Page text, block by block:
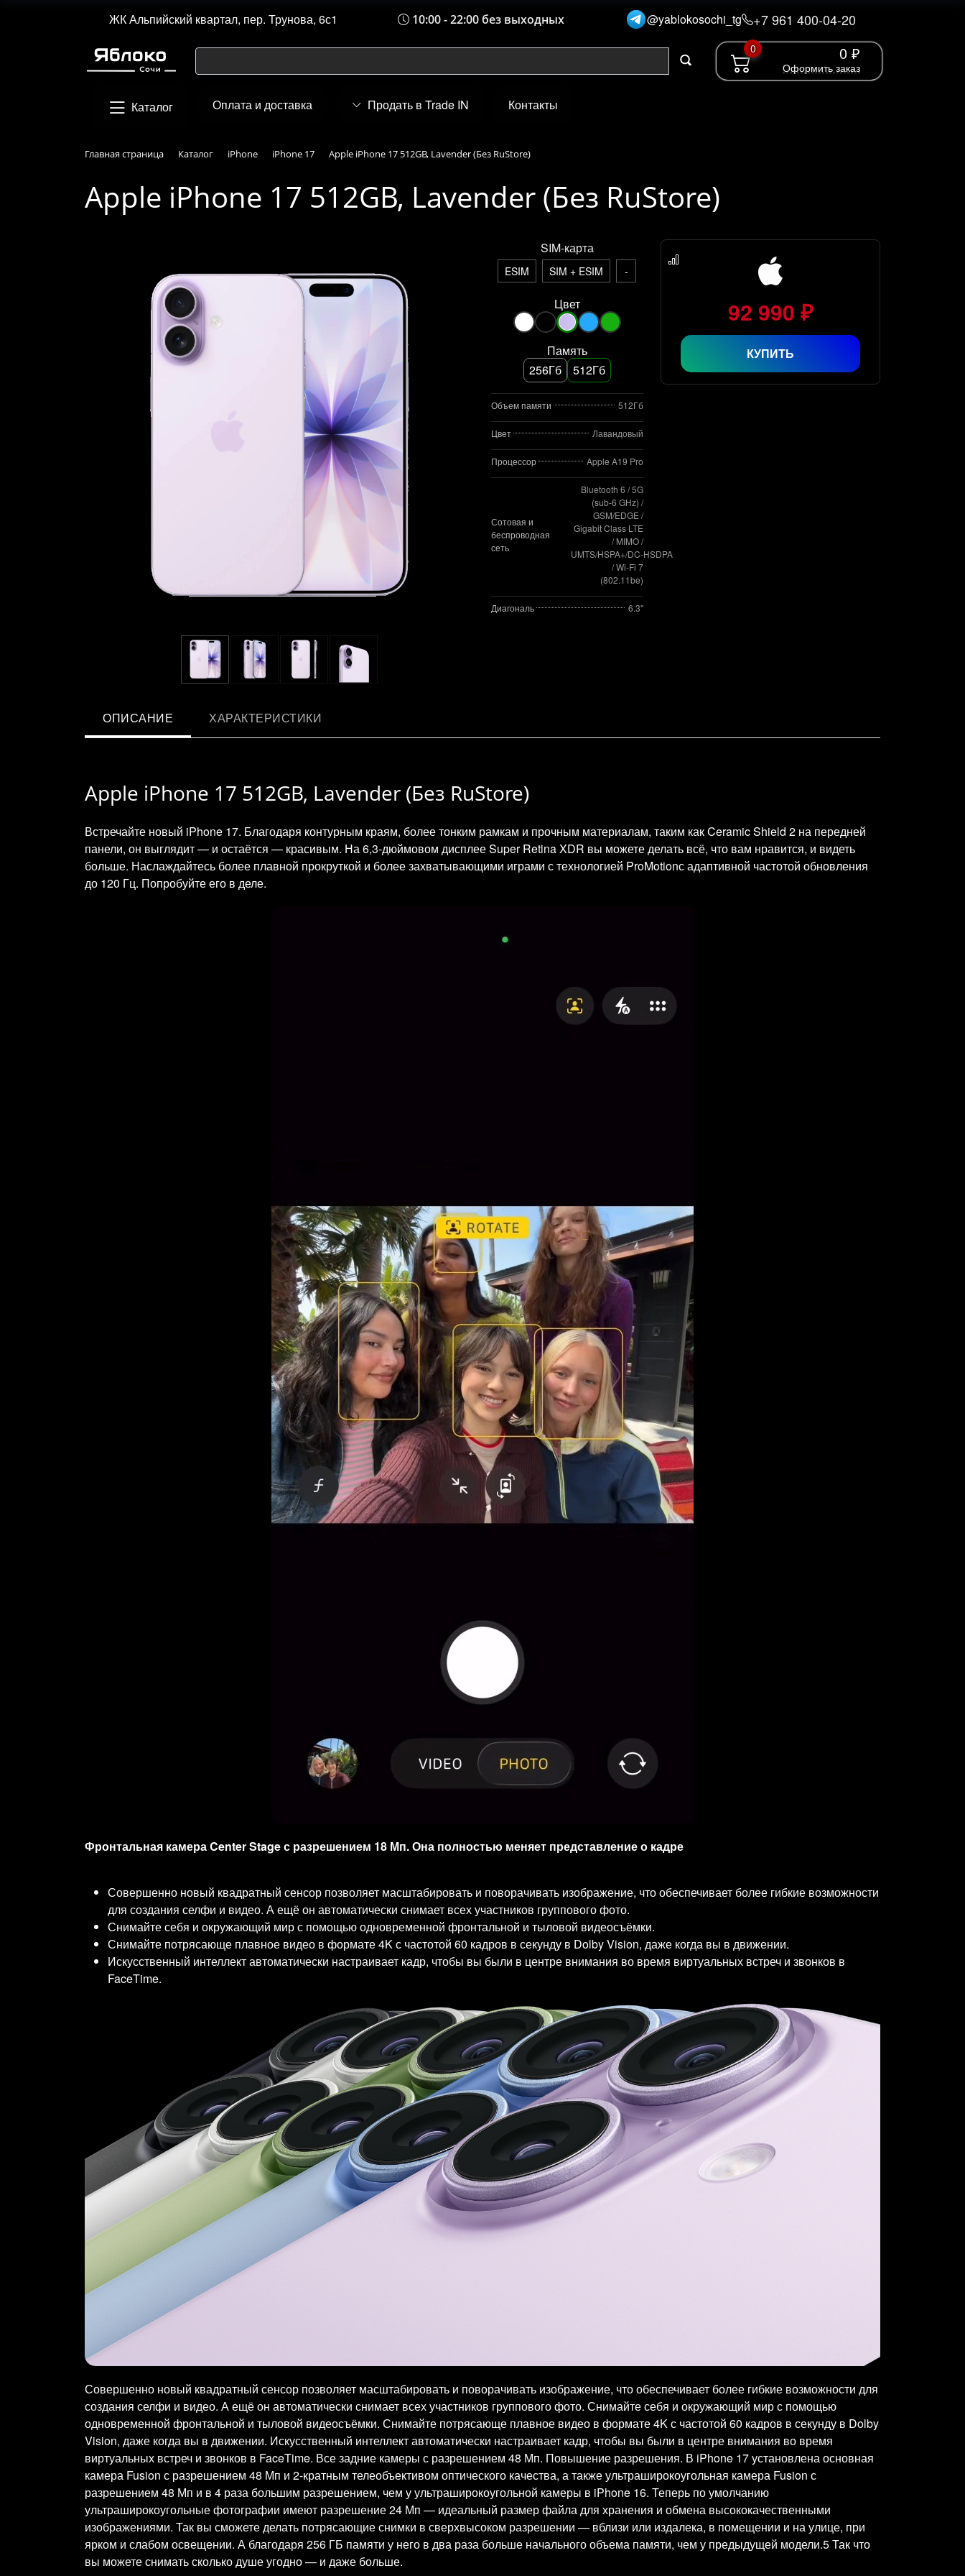
ЖК Альпийский квартал, пер. Трунова, 6с1 10:00 - 22:00 без выходных @yablokosochi_tg +7 961 400-04-20
0 0 ₽
Оформить заказ
Каталог Оплата и доставка Продать в Trade IN Контакты
Главная страница Каталог iPhone iPhone 17 Apple iPhone 17 512GB, Lavender (Без RuStore)
Apple iPhone 17 512GB, Lavender (Без RuStore)
SIM-карта
ESIM SIM + ESIM -
Цвет
Память
256Гб
512Гб
Объем памяти 512Гб
Цвет Лавандовый
Процессор Apple A19 Pro
Сотовая и
беспроводная
сеть
Bluetooth 6 / 5G
(sub‑6 GHz) /
GSM/EDGE /
Gigabit Class LTE
/ MIMO /
UMTS/HSPA+/DC‑HSDPA
/ Wi‑Fi 7
(802.11be)
Диагональ 6.3"
92 990 ₽
КУПИТЬ
ОПИСАНИЕ ХАРАКТЕРИСТИКИ
Apple iPhone 17 512GB, Lavender (Без RuStore)
Встречайте новый iPhone 17. Благодаря контурным краям, более тонким рамкам и прочным материалам, таким как Ceramic Shield 2 на передней
панели, он выглядит — и остаётся — красивым. На 6,3-дюймовом дисплее Super Retina XDR вы можете делать всё, что вам нравится, и видеть
больше. Наслаждайтесь более плавной прокруткой и более захватывающими играми с технологией ProMotionс адаптивной частотой обновления
до 120 Гц. Попробуйте его в деле.
Фронтальная камера Center Stage с разрешением 18 Мп. Она полностью меняет представление о кадре
Совершенно новый квадратный сенсор позволяет масштабировать и поворачивать изображение, что обеспечивает более гибкие возможности
для создания селфи и видео. А ещё он автоматически снимает всех участников группового фото.
Снимайте себя и окружающий мир с помощью одновременной фронтальной и тыловой видеосъёмки.
Снимайте потрясающе плавное видео в формате 4K с частотой 60 кадров в секунду в Dolby Vision, даже когда вы в движении.
Искусственный интеллект автоматически настраивает кадр, чтобы вы были в центре внимания во время виртуальных встреч и звонков в
FaceTime.
Совершенно новый квадратный сенсор позволяет масштабировать и поворачивать изображение, что обеспечивает более гибкие возможности для
создания селфи и видео. А ещё он автоматически снимает всех участников группового фото. Снимайте себя и окружающий мир с помощью
одновременной фронтальной и тыловой видеосъёмки. Снимайте потрясающе плавное видео в формате 4K с частотой 60 кадров в секунду в Dolby
Vision, даже когда вы в движении. Искусственный интеллект автоматически настраивает кадр, чтобы вы были в центре внимания во время
виртуальных встреч и звонков в FaceTime. Все задние камеры с разрешением 48 Мп. Повышение разрешения. В iPhone 17 установлена основная
камера Fusion с разрешением 48 Мп и 2-кратным телеобъективом оптического качества, а также ультраширокоугольная камера Fusion с
разрешением 48 Мп и в 4 раза большим разрешением, чем у ультраширокоугольной камеры в iPhone 16. Теперь по умолчанию
ультраширокоугольные фотографии имеют разрешение 24 Мп — идеальный размер файла для хранения и обмена высококачественными
изображениями. Так вы сможете делать потрясающие снимки в сверхвысоком разрешении — вблизи или издалека, в помещении и на улице, при
ярком и слабом освещении. А благодаря 256 ГБ памяти у него в два раза больше начального объема памяти, чем у предыдущей модели.5 Так что
вы можете снимать сколько душе угодно — и даже больше.